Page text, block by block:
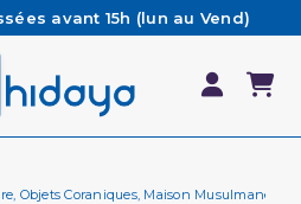
avant 15h (lun au Vend)
expédiées le jour même
Retrouvez notre FAQ
à partir de 65€ d'achat*
Objets Coraniques, Maison Musulmane